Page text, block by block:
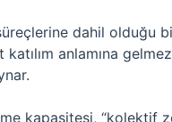
dahil olduğu
anlamına
kapasitesi, “kolektif